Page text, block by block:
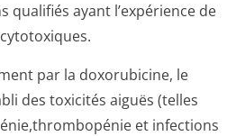
qualifiés ayant l’expérience de
par la doxorubicine, le
des toxicités aiguës (telles
et infections